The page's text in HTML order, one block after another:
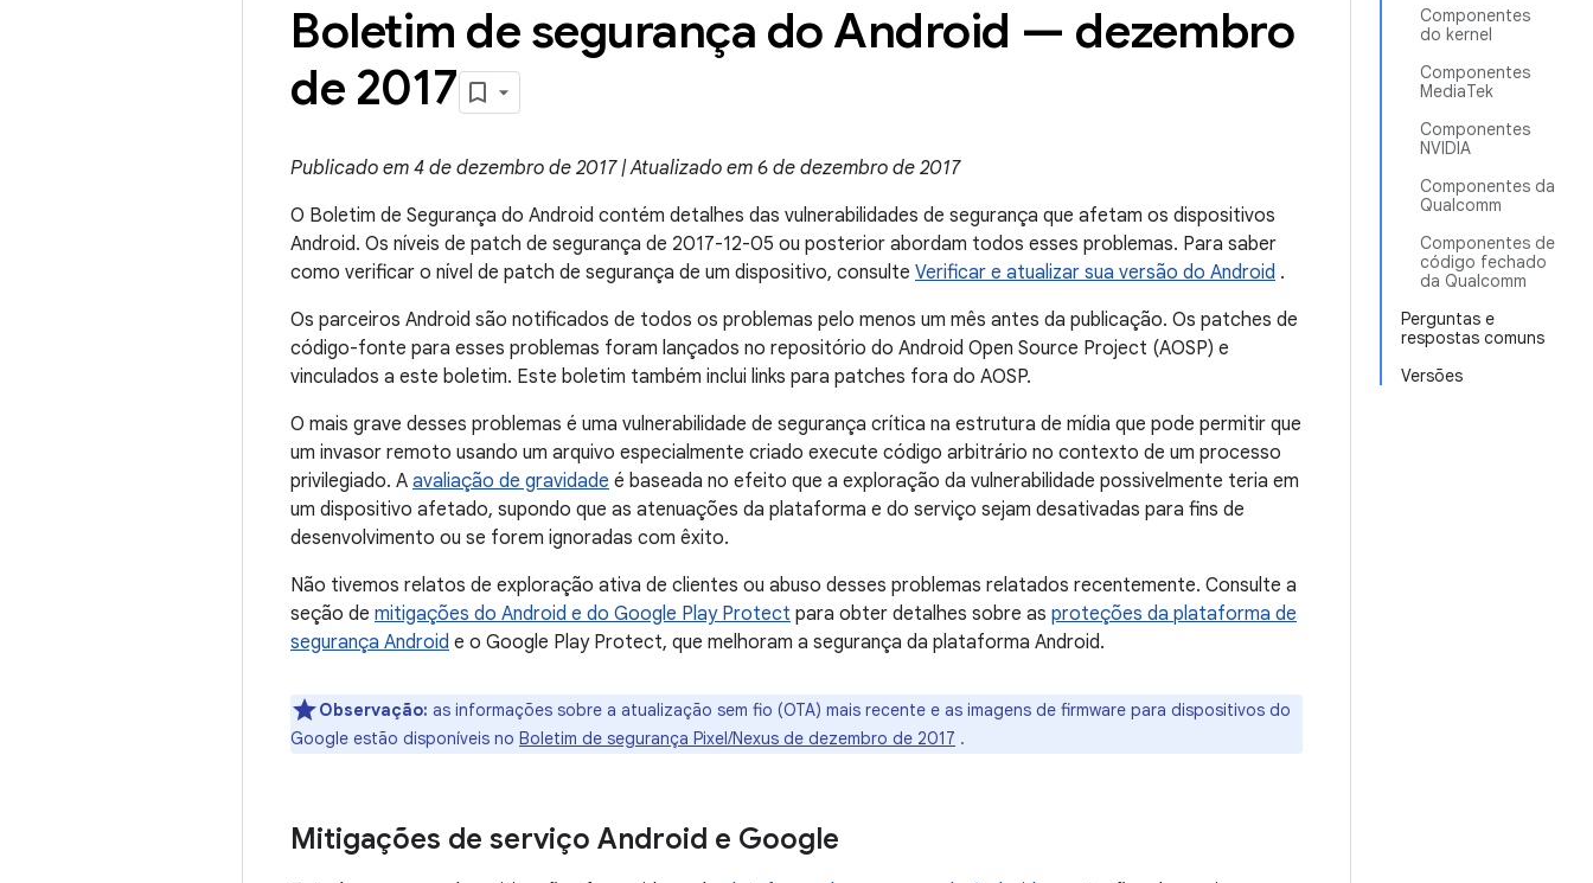
Componentes
do kernel
Componentes
MediaTek
Componentes
NVIDIA
Componentes da
Qualcomm
Componentes de
código fechado
da Qualcomm
Perguntas e
respostas comuns
Versões
Boletim de segurança do Android — dezembro
de 2017
Publicado em 4 de dezembro de 2017 | Atualizado em 6 de dezembro de 2017
O Boletim de Segurança do Android contém detalhes das vulnerabilidades de segurança que afetam os dispositivos
Android. Os níveis de patch de segurança de 2017-12-05 ou posterior abordam todos esses problemas. Para saber
como verificar o nível de patch de segurança de um dispositivo, consulte Verificar e atualizar sua versão do Android .
Os parceiros Android são notificados de todos os problemas pelo menos um mês antes da publicação. Os patches de
código-fonte para esses problemas foram lançados no repositório do Android Open Source Project (AOSP) e
vinculados a este boletim. Este boletim também inclui links para patches fora do AOSP.
O mais grave desses problemas é uma vulnerabilidade de segurança crítica na estrutura de mídia que pode permitir que
um invasor remoto usando um arquivo especialmente criado execute código arbitrário no contexto de um processo
privilegiado. A avaliação de gravidade é baseada no efeito que a exploração da vulnerabilidade possivelmente teria em
um dispositivo afetado, supondo que as atenuações da plataforma e do serviço sejam desativadas para fins de
desenvolvimento ou se forem ignoradas com êxito.
Não tivemos relatos de exploração ativa de clientes ou abuso desses problemas relatados recentemente. Consulte a
seção de mitigações do Android e do Google Play Protect para obter detalhes sobre as proteções da plataforma de
segurança Android e o Google Play Protect, que melhoram a segurança da plataforma Android.
Observação: as informações sobre a atualização sem fio (OTA) mais recente e as imagens de firmware para dispositivos do
Google estão disponíveis no Boletim de segurança Pixel/Nexus de dezembro de 2017 .
Mitigações de serviço Android e Google